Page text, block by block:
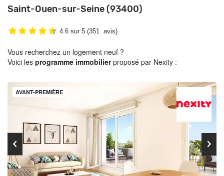
Saint-Ouen-sur-Seine (93400)
4.6 sur 5 (351 avis)
Vous recherchez un logement neuf ?
Voici les programme immobilierproposé par Nexity :
AVANT-PREMIÈRE